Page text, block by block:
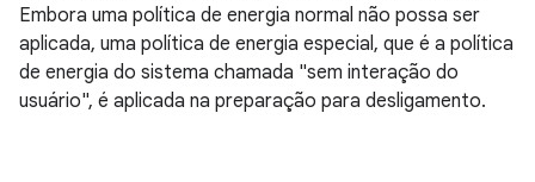
Embora uma política de energia normal não possa ser
aplicada, uma política de energia especial, que é a política
de energia do sistema chamada "sem interação do
usuário", é aplicada na preparação para desligamento.